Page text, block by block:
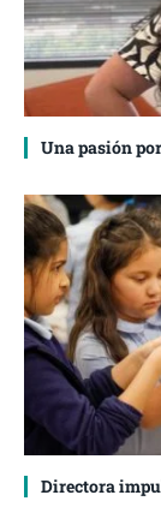
Una pasión
Directora